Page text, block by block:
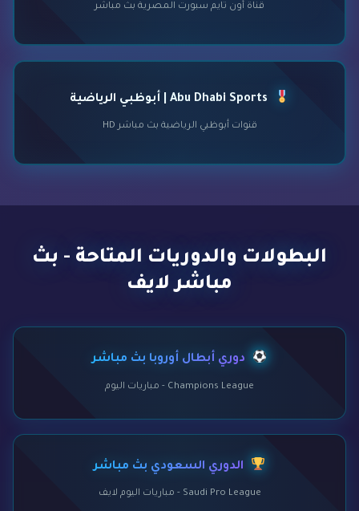
قناة أون تايم سبورت المصرية بث مباشر
قنوات أبوظبي الرياضية بث مباشر HD
البطولات والدوريات المتاحة - بث
مباشر لايف
دوري أبطال أوروبا بث مباشر
Champions League - مباريات اليوم
الدوري السعودي بث مباشر
Saudi Pro League - مباريات اليوم لايف